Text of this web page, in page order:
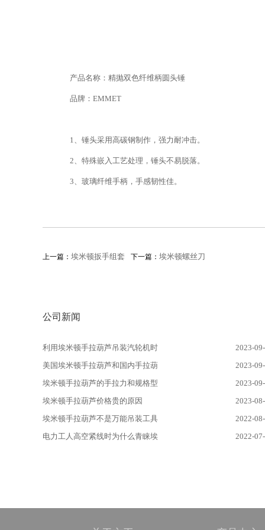
产品名称：精抛双色纤维柄圆头锤
品牌：EMMET
1、锤头采用高碳钢制作，强力耐冲击。
2、特殊嵌入工艺处理，锤头不易脱落。
3、玻璃纤维手柄，手感韧性佳。
上一篇： 埃米顿扳手组套 下一篇： 埃米顿螺丝刀
公司新闻
利用埃米顿手拉葫芦吊装汽轮机时
2023-
美国埃米顿手拉葫芦和国内手拉葫
2023-
埃米顿手拉葫芦的手拉力和规格型
2023-
埃米顿手拉葫芦价格贵的原因
2023-
埃米顿手拉葫芦不是万能吊装工具
2022-
电力工人高空紧线时为什么青睐埃
2022-